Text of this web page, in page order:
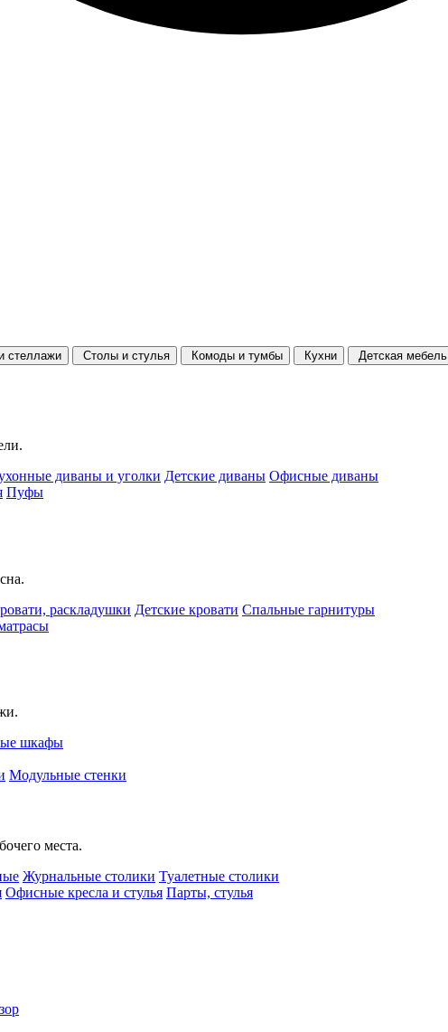
стеллажи Столы и стулья Комоды и тумбы Кухни Детская мебель
диваны и уголки Детские диваны Офисные диваны
Пуфы
раскладушки Детские кровати Спальные гарнитуры
шкафы
Модульные стенки
места.
Журнальные столики Туалетные столики
Офисные кресла и стулья Парты, стулья